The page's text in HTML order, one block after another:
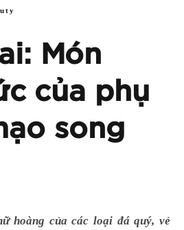
Món
của phụ
song
hoàng của các loại đá quý, vẻ